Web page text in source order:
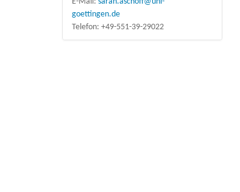
goettingen.de
Telefon: +49-551-39-29022